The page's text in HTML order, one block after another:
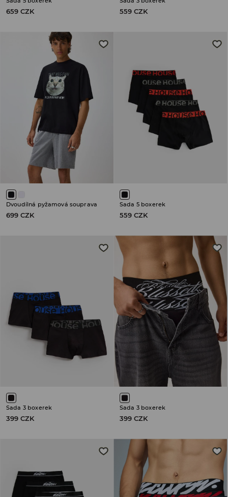
659 CZK 559 CZK
Dvoudílná pyžamová souprava
699 CZK
Sada 5 boxerek
559 CZK
Sada 3 boxerek
399 CZK
Sada 3 boxerek
399 CZK